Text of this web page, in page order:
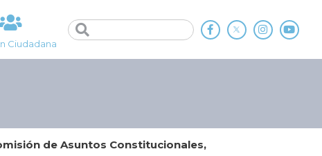
Ciudadana
de Asuntos Constitucionales,